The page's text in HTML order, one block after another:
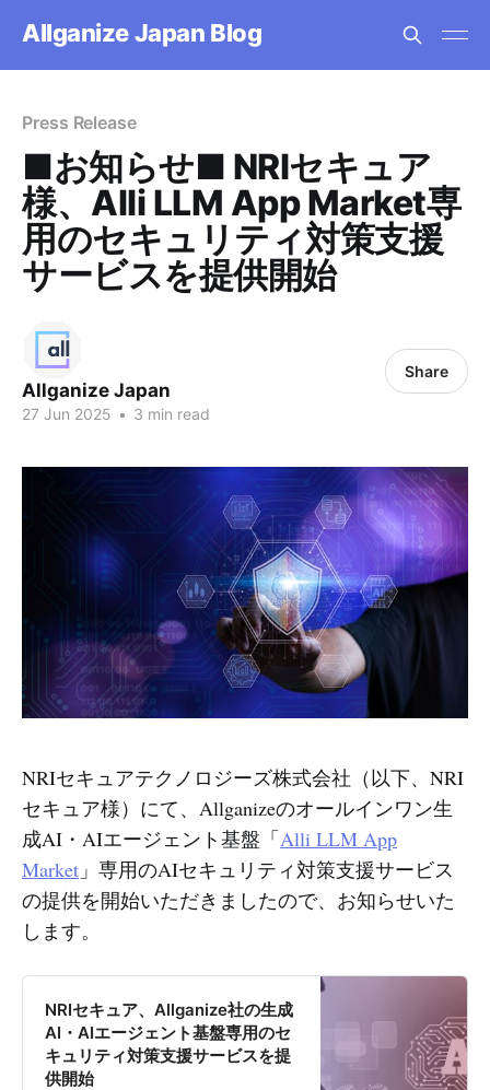
Allganize Japan Blog
Press Release
■お知らせ■ NRIセキュア
様、Alli LLM App Market専
用のセキュリティ対策支援
サービスを提供開始
Allganize Japan
27 Jun 2025 • 3 min read
Share
NRIセキュアテクノロジーズ株式会社（以下、NRI
セキュア様）にて、Allganizeのオールインワン生
成AI・AIエージェント基盤「Alli LLM App
Market 」専用のAIセキュリティ対策支援サービス
の提供を開始いただきましたので、お知らせいた
します。
NRIセキュア、Allganize社の生成
AI・AIエージェント基盤専用のセ
キュリティ対策支援サービスを提
供開始